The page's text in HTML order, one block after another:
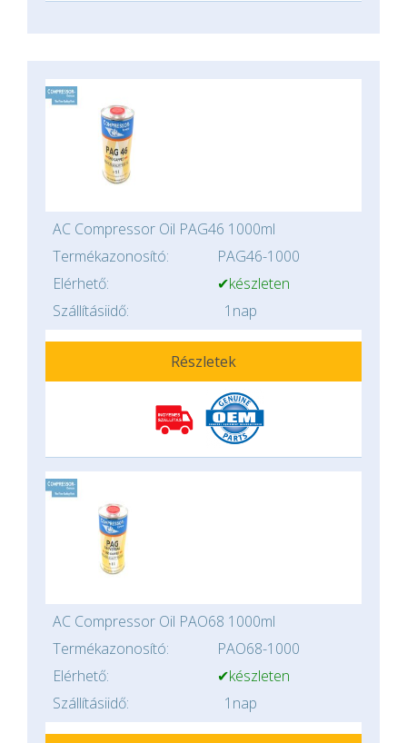
AC Compressor Oil PAG46 1000ml
Termékazonosító:
PAG46-1000
Elérhető:
✔készleten
Szállításiidő:
1nap
Részletek
AC Compressor Oil PAO68 1000ml
Termékazonosító:
PAO68-1000
Elérhető:
✔készleten
Szállításiidő:
1nap